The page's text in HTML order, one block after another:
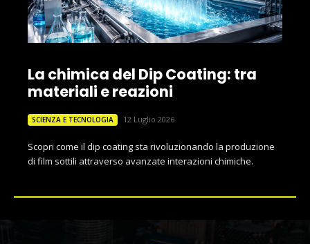
La chimica del Dip Coating: tra
materiali e reazioni
SCIENZA E TECNOLOGIA 12 Luglio 2026
Scopri come il dip coating sta rivoluzionando la produzione
di film sottili attraverso avanzate interazioni chimiche.